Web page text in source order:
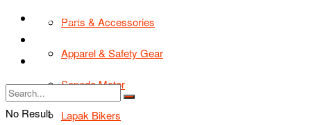
Parts & Accessories
Apparel & Safety Gear
Sepeda Motor
Lapak Bikers
TIPS & TRIK
Tentang Kami
No Result